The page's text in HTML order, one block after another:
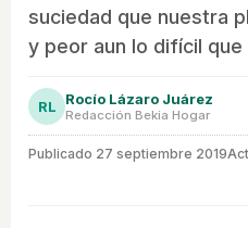
suciedad que nuestra
y peor aun lo difícil que
RL Rocío Lázaro Juárez
Redacción Bekia Hogar
Publicado 27 septiembre 2019